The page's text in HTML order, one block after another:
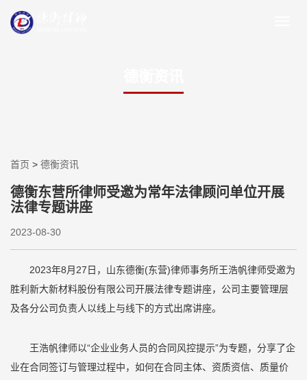
首页 > 德衡资讯
德衡东营所律师受邀为常年法律顾问单位开展
法律专题讲座
2023-08-30
2023年8月27日，山东德衡(东营)律师事务所王浩帆律师受邀为
胜利新大新材料股份有限公司开展法律专题讲座，公司主要管理层
及各分公司负责人以线上与线下的方式出席讲座。
王浩帆律师以“企业业务人员的合同风控提示”为专题，分享了企
业在合同签订与管理过程中，如何在合同主体、资质资信、质量价